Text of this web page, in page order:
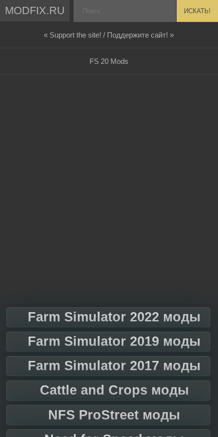
MODFIX.RU ИСКАТЬ!
« Support the site! / Поддержите сайт! »
FS 20 Mods
Farm Simulator 2022 моды
Farm Simulator 2019 моды
Farm Simulator 2017 моды
Cattle and Crops моды
NFS ProStreet моды